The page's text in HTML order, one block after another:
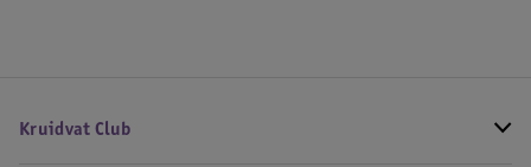
Kruidvat Club